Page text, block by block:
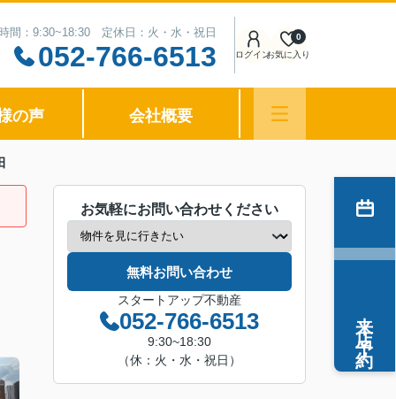
間：9:30~18:30 定休日：火・水・祝日
052-766-6513 ログインお気に入り
0
の声 会社概要
お気軽にお問い合わせください
無料お問い合わせ
スタートアップ不動産
052-766-6513
9:30~18:30
（休：火・水・祝日）
来店予約